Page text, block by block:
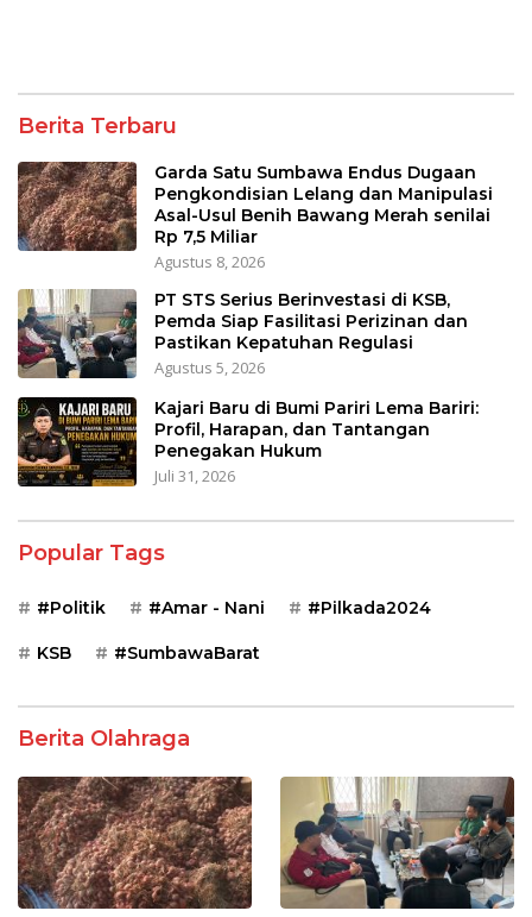
Berita Terbaru
Garda Satu Sumbawa Endus Dugaan
Pengkondisian Lelang dan Manipulasi
Asal-Usul Benih Bawang Merah senilai
Rp 7,5 Miliar
Agustus 8, 2026
PT STS Serius Berinvestasi di KSB,
Pemda Siap Fasilitasi Perizinan dan
Pastikan Kepatuhan Regulasi
Agustus 5, 2026
Kajari Baru di Bumi Pariri Lema Bariri:
Profil, Harapan, dan Tantangan
Penegakan Hukum
Juli 31, 2026
Popular Tags
#Politik #Amar - Nani #Pilkada2024
KSB #SumbawaBarat
Berita Olahraga